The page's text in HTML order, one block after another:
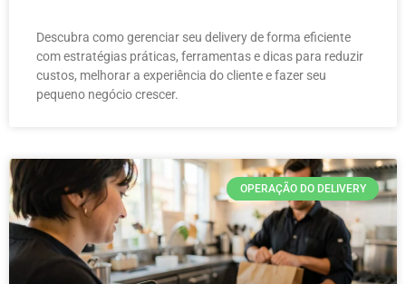
Descubra como gerenciar seu delivery de forma eficiente
com estratégias práticas, ferramentas e dicas para reduzir
custos, melhorar a experiência do cliente e fazer seu
pequeno negócio crescer.
OPERAÇÃO DO DELIVERY